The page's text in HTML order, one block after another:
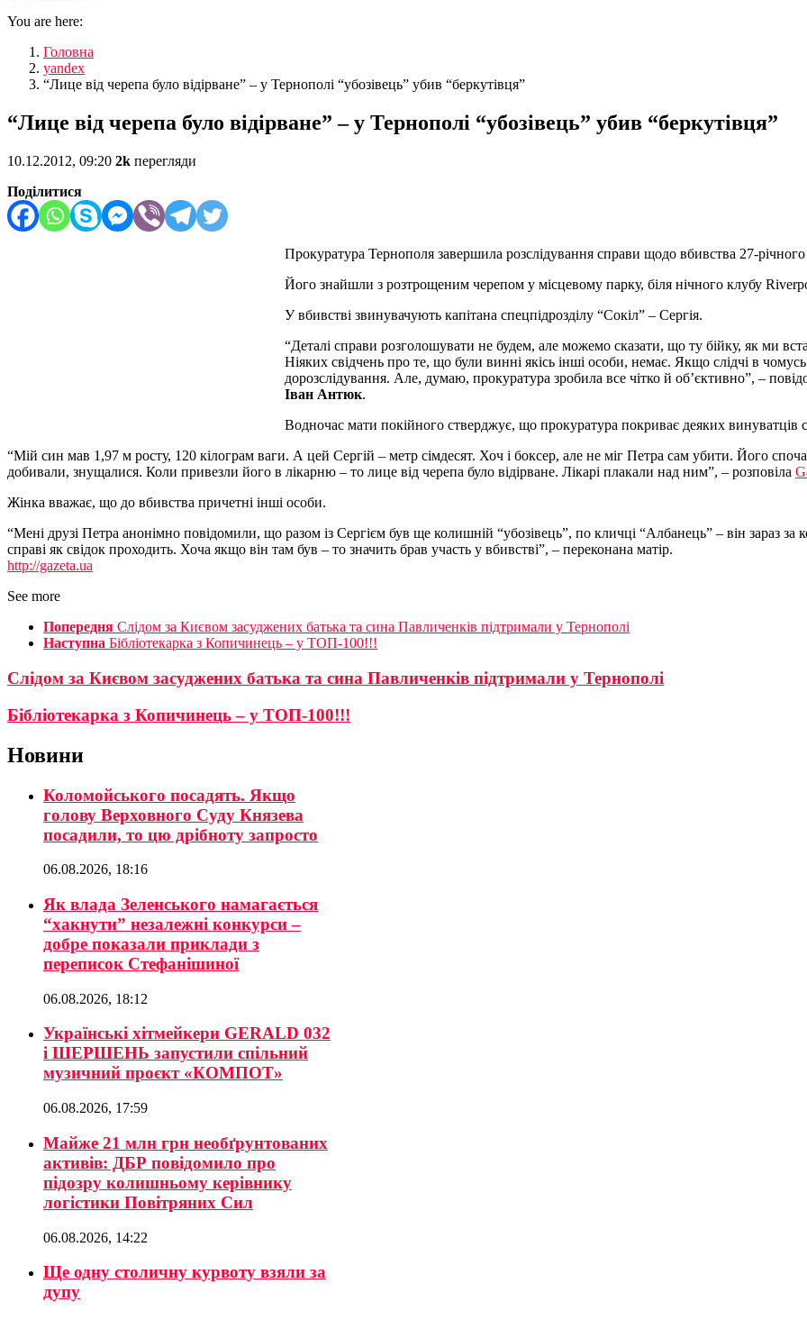
You are here:
Головна
yandex
“Лице від черепа було відірване” – у Тернополі “убозівець” убив “беркутівця”
“Лице від черепа було відірване” – у Тернополі “убозівець” убив “беркутівця”
10.12.2012, 09:20 2k перегляди
Поділитися
Прокуратура Тернополя завершила розслідування справи щодо вбивства 27-річного
Його знайшли з розтрощеним черепом у місцевому парку, біля нічного клубу
У вбивстві звинувачують капітана спецпідрозділу “Сокіл” – Сергія.
“Деталі справи розголошувати не будем, але можемо сказати, що ту бійку, як ми
Ніяких свідчень про те, що були винні якісь інші особи, немає. Якщо слідчі в
дорозслідування. Але, думаю, прокуратура зробила все чітко й об’єктивно”, –
Іван Антюк.
Водночас мати покійного стверджує, що прокуратура покриває деяких винуватців
“Мій син мав 1,97 м росту, 120 кілограм ваги. А цей Сергій – метр сімдесят. Хоч і боксер, але не міг Петра сам убити. Його
добивали, знущалися. Коли привезли його в лікарню – то лице від черепа було відірване. Лікарі плакали над ним”, – розповіла
Жінка вважає, що до вбивства причетні інші особи.
“Мені друзі Петра анонімно повідомили, що разом із Сергієм був ще колишній “убозівець”, по кличці “Албанець” – він зараз
справі як свідок проходить. Хоча якщо він там був – то значить брав участь у вбивстві”, – переконана матір.
http://gazeta.ua
See more
Попередня Слідом за Києвом засуджених батька та сина Павличенків підтримали у Тернополі
Наступна Бібліотекарка з Копичинець – у ТОП-100!!!
Слідом за Києвом засуджених батька та сина Павличенків підтримали у Тернополі
Бібліотекарка з Копичинець – у ТОП-100!!!
Новини
Коломойського посадять. Якщо
голову Верховного Суду Князева
посадили, то цю дрібноту запросто
06.08.2026, 18:16
Як влада Зеленського намагається
“хакнути” незалежні конкурси –
добре показали приклади з
переписок Стефанішиної
06.08.2026, 18:12
Українські хітмейкери GERALD 032
і ШЕРШЕНЬ запустили спільний
музичний проєкт «КОМПОТ»
06.08.2026, 17:59
Майже 21 млн грн необґрунтованих
активів: ДБР повідомило про
підозру колишньому керівнику
логістики Повітряних Сил
06.08.2026, 14:22
Ще одну столичну курвоту взяли за
дупу